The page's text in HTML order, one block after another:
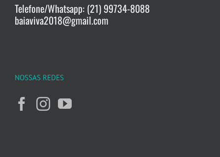
Telefone/Whatsapp: (21) 99734-8088
baiaviva2018@gmail.com
NOSSAS REDES